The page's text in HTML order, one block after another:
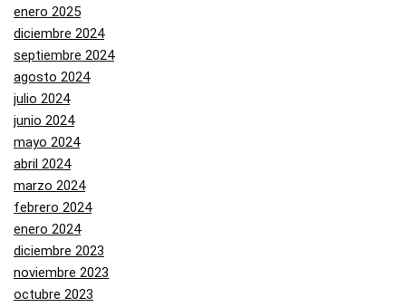
enero 2025
diciembre 2024
septiembre 2024
agosto 2024
julio 2024
junio 2024
mayo 2024
abril 2024
marzo 2024
febrero 2024
enero 2024
diciembre 2023
noviembre 2023
octubre 2023